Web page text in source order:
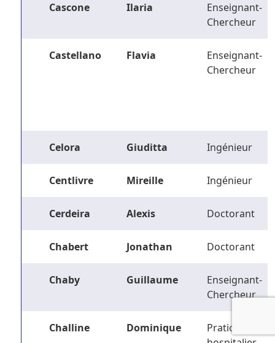
Cascone Ilaria
Enseignant-
Chercheur
Castellano Flavia
Enseignant-
Chercheur
Celora Giuditta Ingénieur
Centlivre Mireille Ingénieur
Cerdeira Alexis Doctorant
Chabert Jonathan Doctorant
Chaby Guillaume
Enseignant-
Chercheur
Challine Dominique
Praticien